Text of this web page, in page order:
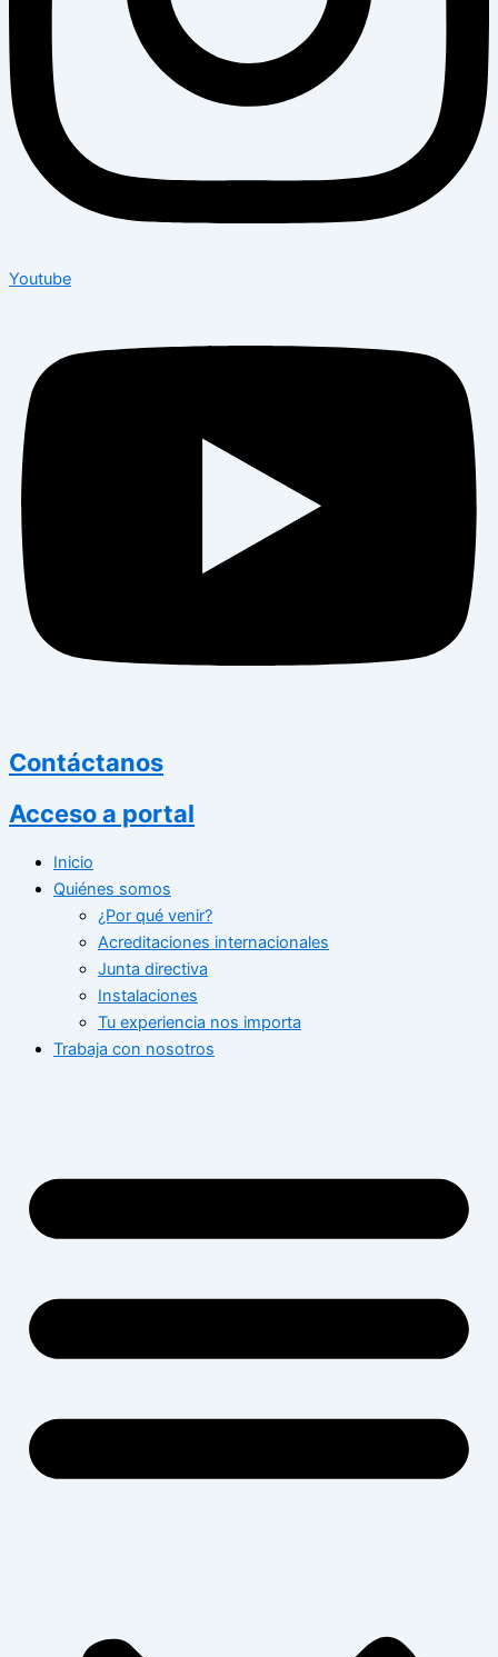
Youtube
Contáctanos
Acceso a portal
Inicio
Quiénes somos
¿Por qué venir?
Acreditaciones internacionales
Junta directiva
Instalaciones
Tu experiencia nos importa
Trabaja con nosotros